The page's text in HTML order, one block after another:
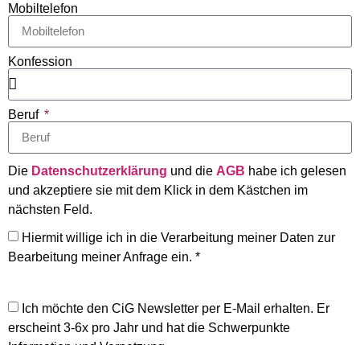
Mobiltelefon
Konfession
Beruf
Die Datenschutzerklärung und die AGB habe ich gelesen
und akzeptiere sie mit dem Klick in dem Kästchen im
nächsten Feld.
Hiermit willige ich in die Verarbeitung meiner Daten zur
Bearbeitung meiner Anfrage ein. *
Ich möchte den CiG Newsletter per E-Mail erhalten. Er
erscheint 3-6x pro Jahr und hat die Schwerpunkte